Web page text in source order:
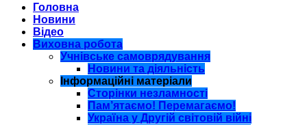
Головна
Новини
Відео
Виховна робота
Учнівське самоврядування
Новини та діяльність
Інформаційні матеріали
Сторінки незламності
Пам’ятаємо! Перемагаємо!
Україна у Другій світовій війні